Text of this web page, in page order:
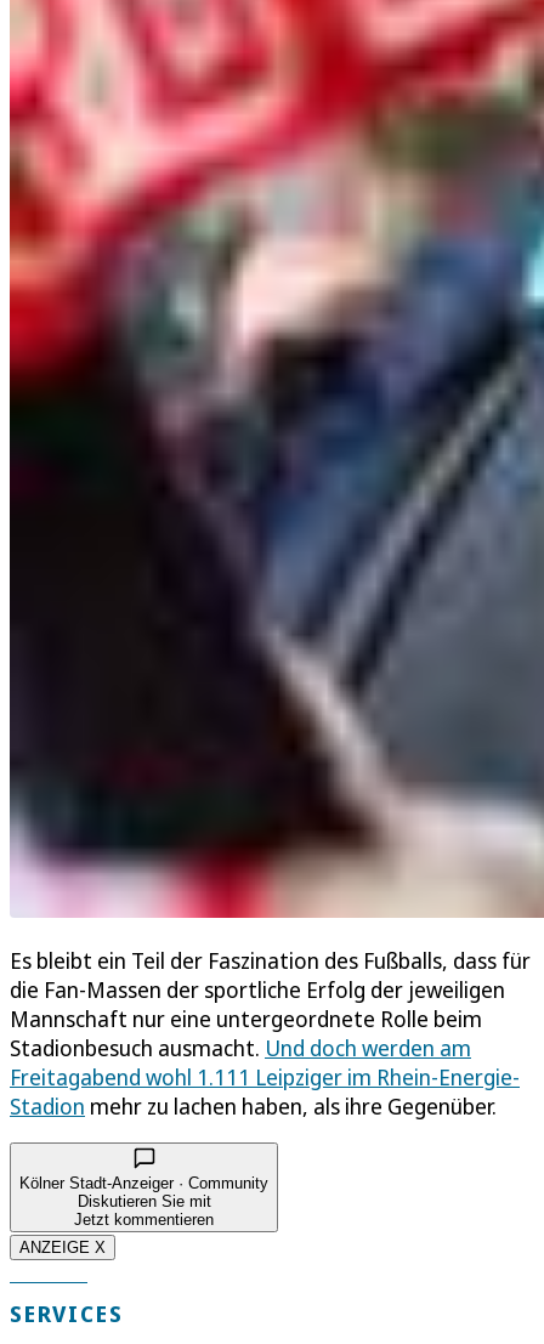
Es bleibt ein Teil der Faszination des Fußballs, dass für
die Fan-Massen der sportliche Erfolg der jeweiligen
Mannschaft nur eine untergeordnete Rolle beim
Stadionbesuch ausmacht. Und doch werden am
Freitagabend wohl 1.111 Leipziger im Rhein-Energie-
Stadion mehr zu lachen haben, als ihre Gegenüber.
Kölner Stadt-Anzeiger · Community
Diskutieren Sie mit
Jetzt kommentieren
ANZEIGE X
SERVICES